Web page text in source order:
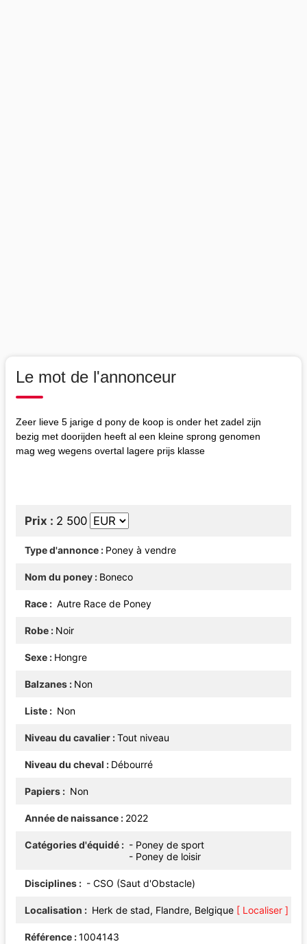
Le mot de l'annonceur
Zeer lieve 5 jarige d pony de koop is onder het zadel zijn
bezig met doorijden heeft al een kleine sprong genomen
mag weg wegens overtal lagere prijs klasse
Prix 2 500
Type d'annonce Poney à vendre
Nom du poney Boneco
Race Autre Race de Poney
Robe Noir
Sexe Hongre
Balzanes Non
Liste Non
Niveau du cavalier Tout niveau
Niveau du cheval Débourré
Papiers Non
Année de naissance 2022
Catégories d'équidé
- Poney de sport
- Poney de loisir
Disciplines - CSO (Saut d'Obstacle)
Localisation Herk de stad, Flandre, Belgique [ Localiser ]
Référence 1004143